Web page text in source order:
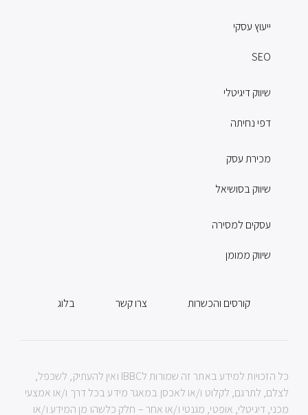
ייעוץ עסקי
SEO
שיווק דיגיטלי
דפי נחיתה
מכירת עסק
שיווק בסושיאל
עסקים למסירה
שיווק ממומן
בלוג צרו קשר קורסים והכשרות
כל הזכויות למידע באתר זה שמורות לIBBC ואין להעתיק, לשכפל,
לצלם, לתרגם, לקלוט ו/או לאכסן במאגר מידע בכל דרך ו/או אמצעי
מכני, דיגיטלי, אופטי, מגנטי ו/או אחר – חלק כלשהו מן המידע ו/או